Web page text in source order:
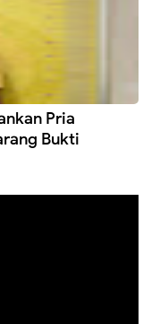
Pria
Bukti